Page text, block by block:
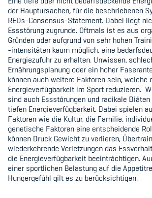
der Hauptursachen, für die beschriebenen
REDs-Consensus-Statement. Dabei liegt
Essstörung zugrunde. Oftmals ist es aus
Gründen oder aufgrund von sehr hohen
-intensitäten kaum möglich, eine
Energiezufuhr zu erhalten. Unwissen,
Ernährungsplanung oder ein hoher
können auch weitere Faktoren sein, welche
Energieverfügbarkeit im Sport reduzieren.
sind auch Essstörungen und radikale
tiefen Energieverfügbarkeit. Dabei spielen
Faktoren wie die Kultur, die Familie,
genetische Faktoren eine entscheidende
können Druck Gewicht zu verlieren,
wiederkehrende Verletzungen das
die Energieverfügbarkeit beeinträchtigen.
einer sportlichen Belastung auf die
Hungergefühl gilt es zu berücksichtigen.